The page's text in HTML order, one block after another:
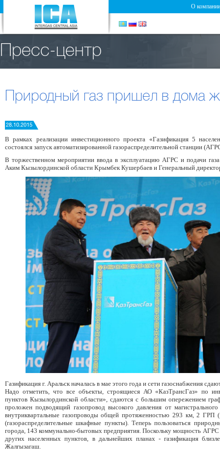
О компании
Пресс-центр
Природный газ пришел в дома
28.10.2015
В рамках реализации инвестиционного проекта «Газификация 5
состоялся запуск автоматизированной газораспределительной станции
В торжественном мероприятии ввода в эксплуатацию АГРС и подачи
Аким Кызылординской области Крымбек Кушербаев и Генеральный
Газификация г. Аральск началась в мае этого года и сети газоснабжения
Надо отметить, что все объекты, строящиеся АО «КазТрансГаз» по
пунктов Кызылординской области», сдаются с большим опережением
проложен подводящий газопровод высокого давления от
внутриквартальные газопроводы общей протяженностью 293 км, 2 ГРП
(газораспределительные шкафные пункты). Теперь пользоваться
города, 143 коммунально-бытовых предприятия. Поскольку мощность
других населенных пунктов, в дальнейших планах - газификация
Жалгызагаш.